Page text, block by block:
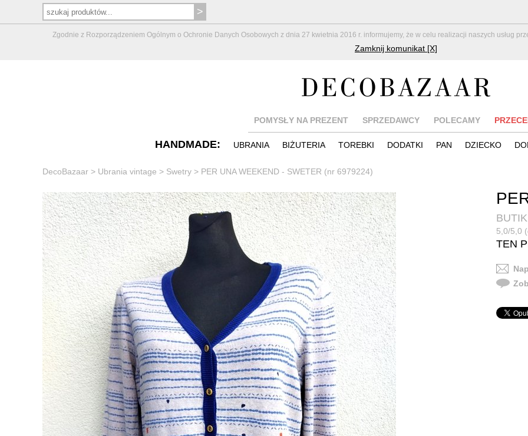
Zgodnie z Rozporządzeniem Ogólnym o Ochronie Danych Osobowych z dnia 27 kwietnia 2016 r. informujemy, że w celu realizacji naszych usług
Zamknij komunikat [X]
POMYSŁY NA PREZENT SPRZEDAWCY POLECAMY
HANDMADE: UBRANIA BIŻUTERIA TOREBKI DODATKI PAN DZIECKO
DecoBazaar > Ubrania vintage > Swetry > PER UNA WEEKEND - SWETER (nr 6979224)
5,0/5,0
TEN